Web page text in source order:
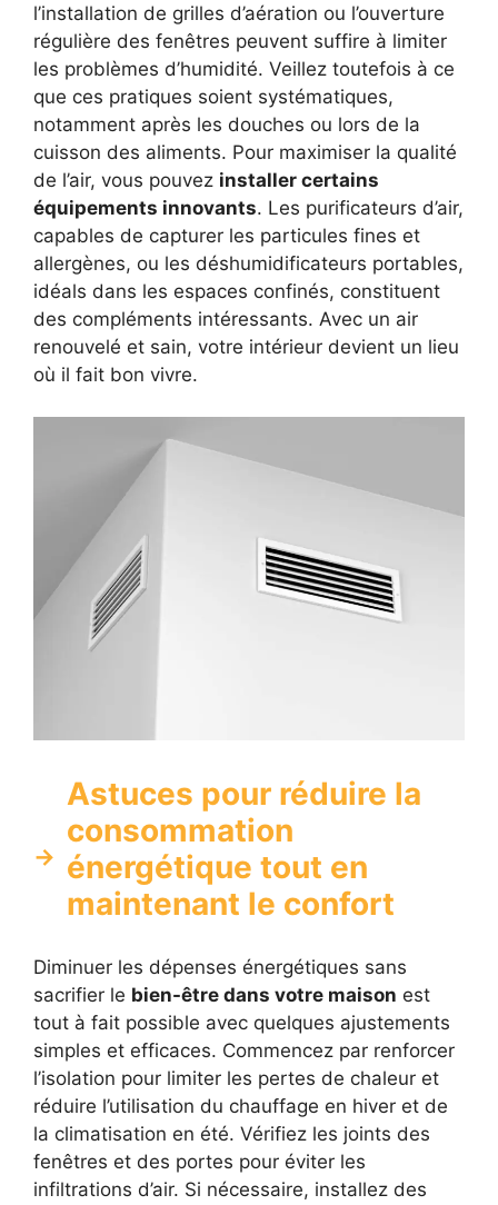
l’installation de grilles d’aération ou l’ouverture
régulière des fenêtres peuvent suffire à limiter
les problèmes d’humidité. Veillez toutefois à ce
que ces pratiques soient systématiques,
notamment après les douches ou lors de la
cuisson des aliments. Pour maximiser la qualité
de l’air, vous pouvez installer certains
équipements innovants. Les purificateurs d’air,
capables de capturer les particules fines et
allergènes, ou les déshumidificateurs portables,
idéals dans les espaces confinés, constituent
des compléments intéressants. Avec un air
renouvelé et sain, votre intérieur devient un lieu
où il fait bon vivre.
Astuces pour réduire la
consommation
énergétique tout en
maintenant le confort
Diminuer les dépenses énergétiques sans
sacrifier le bien-être dans votre maison est
tout à fait possible avec quelques ajustements
simples et efficaces. Commencez par renforcer
l’isolation pour limiter les pertes de chaleur et
réduire l’utilisation du chauffage en hiver et de
la climatisation en été. Vérifiez les joints des
fenêtres et des portes pour éviter les
infiltrations d’air. Si nécessaire, installez des